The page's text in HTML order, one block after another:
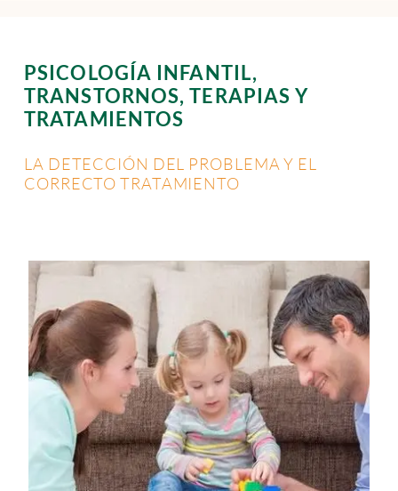
Contacto
PSICOLOGÍA INFANTIL,
TRANSTORNOS, TERAPIAS Y
TRATAMIENTOS
LA DETECCIÓN DEL PROBLEMA Y EL
CORRECTO TRATAMIENTO